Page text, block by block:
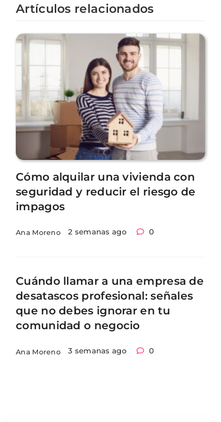
Artículos relacionados
Cómo alquilar una vivienda con
seguridad y reducir el riesgo de
impagos
Ana Moreno 2 semanas ago 0
Cuándo llamar a una empresa de
desatascos profesional: señales
que no debes ignorar en tu
comunidad o negocio
Ana Moreno 3 semanas ago 0